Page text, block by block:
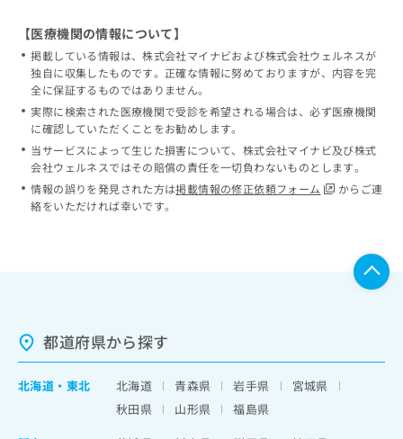
【医療機関の情報について】
掲載している情報は、株式会社マイナビおよび株式会社ウェルネスが
独自に収集したものです。正確な情報に努めておりますが、内容を完
全に保証するものではありません。
実際に検索された医療機関で受診を希望される場合は、必ず医療機関
に確認していただくことをお勧めします。
当サービスによって生じた損害について、株式会社マイナビ及び株式
会社ウェルネスではその賠償の責任を一切負わないものとします。
情報の誤りを発見された方は掲載情報の修正依頼フォーム
からご連
絡をいただければ幸いです。
都道府県から探す
北海道 ・ 東北 北海道 青森県 岩手県
宮城県
秋田県
山形県
福島県